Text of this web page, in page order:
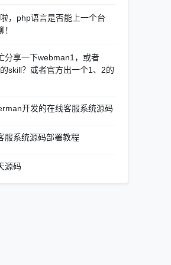
，php语言是否能上一个台
分享一下webman1，或者
skill？或者官方出一个1、2的
开发的在线客服系统源码
服系统源码部署教程
源码